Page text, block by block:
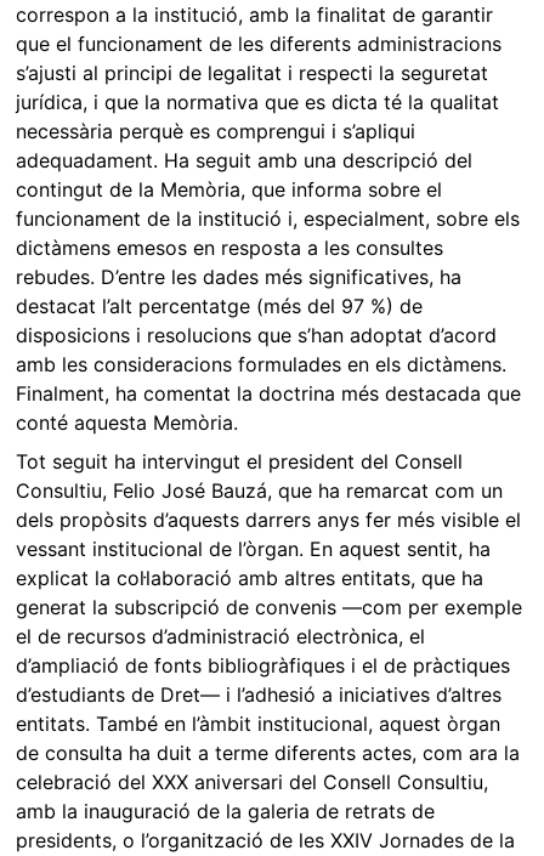
correspon a la institució, amb la finalitat de garantir
que el funcionament de les diferents administracions
s’ajusti al principi de legalitat i respecti la seguretat
jurídica, i que la normativa que es dicta té la qualitat
necessària perquè es comprengui i s’apliqui
adequadament. Ha seguit amb una descripció del
contingut de la Memòria, que informa sobre el
funcionament de la institució i, especialment, sobre els
dictàmens emesos en resposta a les consultes
rebudes. D’entre les dades més significatives, ha
destacat l’alt percentatge (més del 97 %) de
disposicions i resolucions que s’han adoptat d’acord
amb les consideracions formulades en els dictàmens.
Finalment, ha comentat la doctrina més destacada que
conté aquesta Memòria.
Tot seguit ha intervingut el president del Consell
Consultiu, Felio José Bauzá, que ha remarcat com un
dels propòsits d’aquests darrers anys fer més visible el
vessant institucional de l’òrgan. En aquest sentit, ha
explicat la col·laboració amb altres entitats, que ha
generat la subscripció de convenis ―com per exemple
el de recursos d’administració electrònica, el
d’ampliació de fonts bibliogràfiques i el de pràctiques
d’estudiants de Dret― i l’adhesió a iniciatives d’altres
entitats. També en l’àmbit institucional, aquest òrgan
de consulta ha duit a terme diferents actes, com ara la
celebració del XXX aniversari del Consell Consultiu,
amb la inauguració de la galeria de retrats de
presidents, o l’organització de les XXIV Jornades de la